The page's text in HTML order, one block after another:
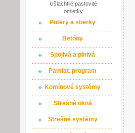
Ušlachtilé pastovité
omietky
Potery a stierky
Betóny
Spojivá a plnivá
Pamiat. program
Komínové systémy
Strešné okná
Strešné systémy